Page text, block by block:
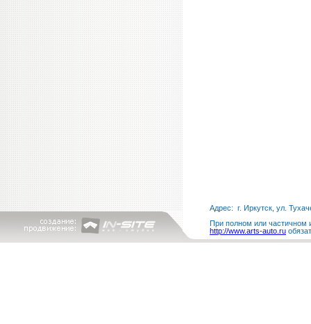
Адрес: г. Иркутск, ул.
При полном или частичном
http://www.arts-auto.ru